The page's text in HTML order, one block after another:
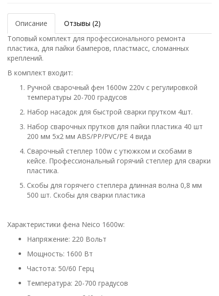
Описание
Отзывы (2)
Топовый комплект для профессионального ремонта
пластика, для пайки бамперов, пластмасс, сломанных
креплений.
В комплект входит:
Ручной сварочный фен 1600w 220v с регулировкой
температуры 20-700 градусов
Набор насадок для быстрой сварки прутком 4шт.
Набор сварочных прутков для пайки пластика 40 шт
200 мм 5x2 мм ABS/PP/PVC/PE 4 вида
Сварочный степлер 100w с утюжком и скобами в
кейсе. Профессиональный горячий степлер для сварки
пластика.
Скобы для горячего степлера длинная волна 0,8 мм
500 шт. Скобы для сварки пластика
Характеристики фена Neico 1600w:
Напряжение: 220 Вольт
Мощность: 1600 Вт
Частота: 50/60 Герц
Температура: 20-700 градусов